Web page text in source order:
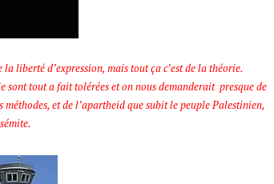
liberté d’expression, mais tout ça c’est de la théorie.
sont tout a fait tolérées et on nous demanderait presque de
méthodes, et de l’apartheid que subit le peuple Palestinien,